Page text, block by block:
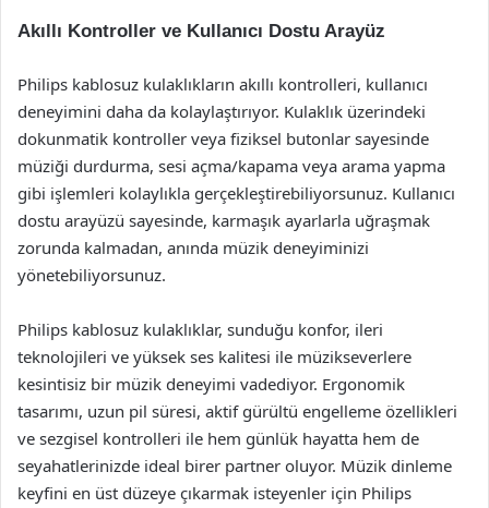
Akıllı Kontroller ve Kullanıcı Dostu Arayüz
Philips kablosuz kulaklıkların akıllı kontrolleri, kullanıcı
deneyimini daha da kolaylaştırıyor. Kulaklık üzerindeki
dokunmatik kontroller veya fiziksel butonlar sayesinde
müziği durdurma, sesi açma/kapama veya arama yapma
gibi işlemleri kolaylıkla gerçekleştirebiliyorsunuz. Kullanıcı
dostu arayüzü sayesinde, karmaşık ayarlarla uğraşmak
zorunda kalmadan, anında müzik deneyiminizi
yönetebiliyorsunuz.
Philips kablosuz kulaklıklar, sunduğu konfor, ileri
teknolojileri ve yüksek ses kalitesi ile müzikseverlere
kesintisiz bir müzik deneyimi vadediyor. Ergonomik
tasarımı, uzun pil süresi, aktif gürültü engelleme özellikleri
ve sezgisel kontrolleri ile hem günlük hayatta hem de
seyahatlerinizde ideal birer partner oluyor. Müzik dinleme
keyfini en üst düzeye çıkarmak isteyenler için Philips